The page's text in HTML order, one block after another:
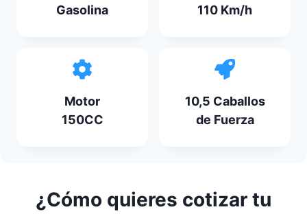
Gasolina
110 Km/h
Motor
150CC
10,5 Caballos
de Fuerza
¿Cómo quieres cotizar tu